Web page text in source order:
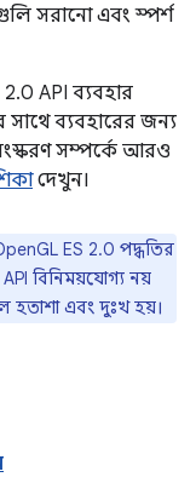
সরানো এবং স্পর্শ
API ব্যবহার
সাথে ব্যবহারের জন্য
সম্পর্কে আরও
দেখুন।
ES 2.0 পদ্ধতির
বিনিময়যোগ্য নয়
হতাশা এবং দুঃখ হয়।